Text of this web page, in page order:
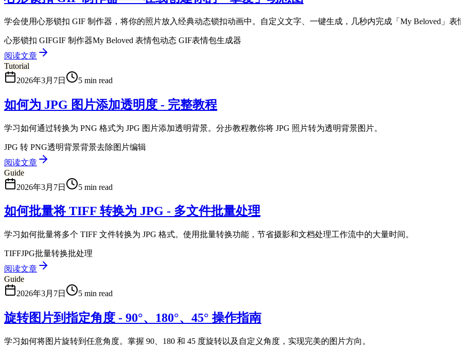
学会使用心形锁扣 GIF 制作器，将你的照片放入经典动态锁扣动画中。自定义文字、一键生成，几秒内完成「My Beloved」表
心形锁扣 GIFGIF 制作器My Beloved 表情包动态 GIF表情包生成器
阅读文章
Tutorial
2026年3月7日
5 min read
如何为 JPG 图片添加透明度 - 完整教程
学习如何通过转换为 PNG 格式为 JPG 图片添加透明背景。分步教程教你将 JPG 照片转为透明背景图片。
JPG 转 PNG透明背景背景去除图片编辑
阅读文章
Guide
2026年3月7日
5 min read
如何批量将 TIFF 转换为 JPG - 多文件批量处理
学习如何批量将多个 TIFF 文件转换为 JPG 格式。使用批量转换功能，节省摄影和文档处理工作流中的大量时间。
TIFFJPG批量转换批处理
阅读文章
Guide
2026年3月7日
5 min read
旋转图片到指定角度 - 90°、180°、45° 操作指南
学习如何将图片旋转到任意角度。掌握 90、180 和 45 度旋转以及自定义角度，实现完美的图片方向。